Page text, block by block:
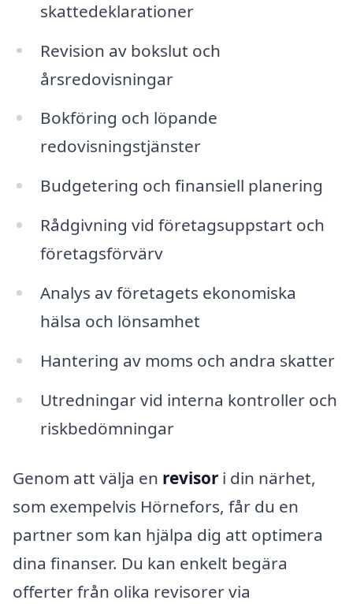
skattedeklarationer
Revision av bokslut och
årsredovisningar
Bokföring och löpande
redovisningstjänster
Budgetering och finansiell planering
Rådgivning vid företagsuppstart och
företagsförvärv
Analys av företagets ekonomiska
hälsa och lönsamhet
Hantering av moms och andra skatter
Utredningar vid interna kontroller och
riskbedömningar
Genom att välja en revisor i din närhet,
som exempelvis Hörnefors, får du en
partner som kan hjälpa dig att optimera
dina finanser. Du kan enkelt begära
offerter från olika revisorer via